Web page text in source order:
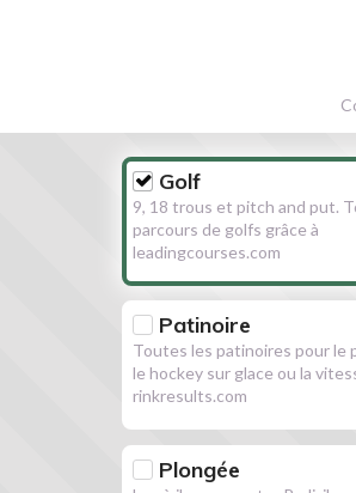
Golf
9, 18 trous et pitch and put.
parcours de golfs grâce à
leadingcourses.com
Patinoire
Toutes les patinoires pour le
le hockey sur glace ou la
rinkresults.com
Plongée